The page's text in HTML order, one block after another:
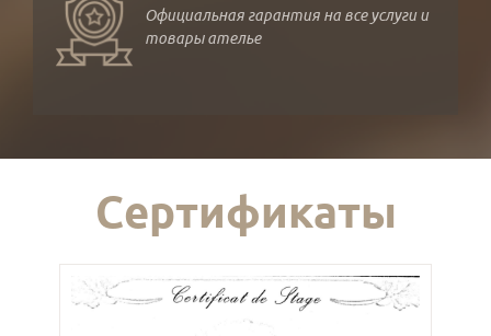
Официальная гарантия на все услуги и
товары ателье
Сертификаты